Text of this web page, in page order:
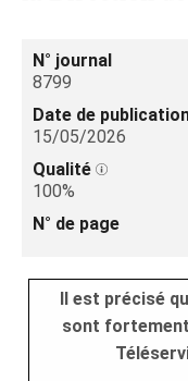
N° journal
8799
Date de
15/05/2026
Qualité
100%
N° de page
Il est précisé
sont